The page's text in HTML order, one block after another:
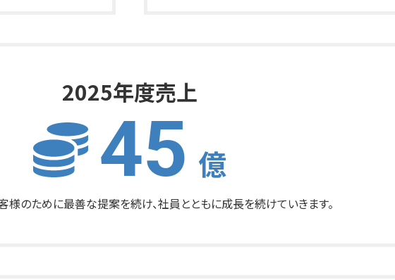
2025年度売上
45 億
のために最善な提案を続け、社員とともに成長を続けていきます。